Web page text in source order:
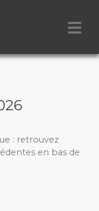
: retrouvez
en bas de